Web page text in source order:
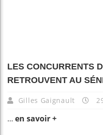
LES CONCURRENTS
RETROUVENT AU
Gilles Gaignault
... en savoir +